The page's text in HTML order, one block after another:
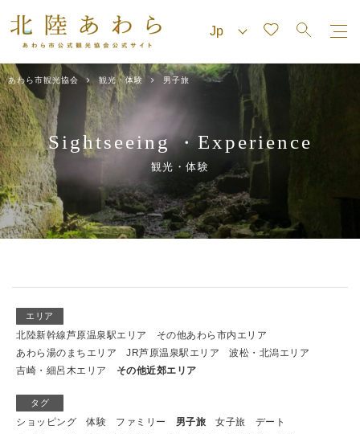
あわら市観光協会 観光・体験 男子旅
Sightseeing・ Experience
観光・体験
エリア
北陸新幹線芦原温泉駅エリア
その他あわら市内エリア
あわら湯のまちエリア
JR芦原温泉駅エリア
波松・北潟エリア
吉崎・細呂木エリア
その他近郊エリア
タグ
ショッピング 体験 ファミリー 男子旅 女子旅
デート